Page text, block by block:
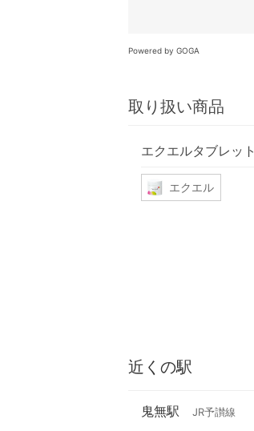
Powered by GOGA
取り扱い商品
エクエルタブレット
エクエル
近くの駅
鬼無駅 JR予讃線